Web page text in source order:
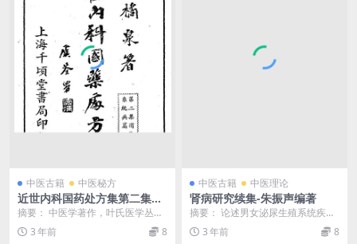
中医古籍 中医秘方
近世内科国药处方集第二集叶
橘泉-叶氏医学丛书-民国三十
摘要： 中医学著作，叶氏医学丛书
之一，详细介绍内科疾病，以西方
药学分类法分类，治...
3 年前 8
中医古籍 中医理论
肾病研究续集-朱振声编著
摘要： 论述男女泌尿生殖系统疾
病，尤其是性病的病因、症状、并
发症及中医的理法方药...
3 年前 8